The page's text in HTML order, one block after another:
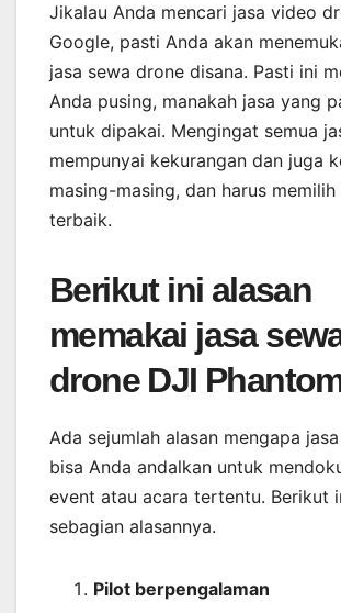
Jikalau Anda mencari jasa video
Google, pasti Anda akan
jasa sewa drone disana. Pasti ini
Anda pusing, manakah jasa yang
untuk dipakai. Mengingat semua
mempunyai kekurangan dan juga
masing-masing, dan harus memilih
terbaik.
Berikut ini alasan
memakai jasa
drone DJI
Ada sejumlah alasan mengapa
bisa Anda andalkan untuk
event atau acara tertentu. Berikut
sebagian alasannya.
Pilot berpengalaman